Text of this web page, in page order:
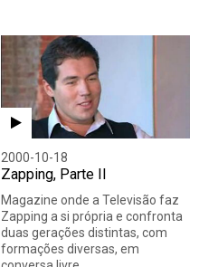
2000-10-18
Zapping, Parte II
Magazine onde a Televisão faz
Zapping a si própria e confronta
duas gerações distintas, com
formações diversas, em